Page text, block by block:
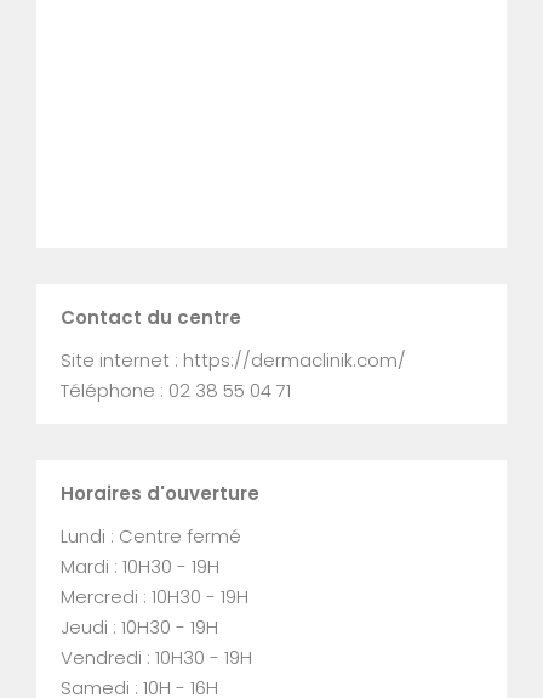
Contact du centre
Site internet : https://dermaclinik.com/
Téléphone : 02 38 55 04 71
Horaires d'ouverture
Lundi : Centre fermé
Mardi : 10H30 - 19H
Mercredi : 10H30 - 19H
Jeudi : 10H30 - 19H
Vendredi : 10H30 - 19H
Samedi : 10H - 16H